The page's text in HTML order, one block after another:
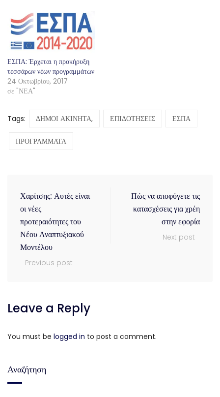
ΕΣΠΑ: Έρχεται η προκήρυξη
τεσσάρων νέων προγραμμάτων
24 Οκτωβρίου, 2017
σε "ΝΕΑ"
Tags: ΔΗΜΟΙ ΑΚΙΝΗΤΑ, ΕΠΙΔΟΤΗΣΕΙΣ ΕΣΠΑ
ΠΡΟΓΡΑΜΜΑΤΑ
Χαρίτσης: Αυτές είναι
οι νέες
προτεραιότητες του
Νέου Αναπτυξιακού
Μοντέλου
Previous post
Πώς να αποφύγετε τις
κατασχέσεις για χρέη
στην εφορία
Next post
Leave a Reply
You must be logged in to post a comment.
Αναζήτηση